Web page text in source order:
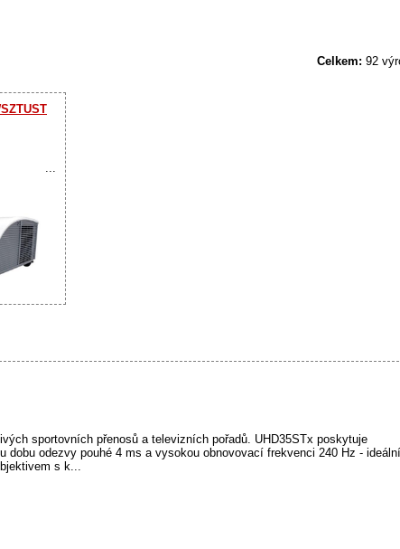
Celkem: 92
sportovních přenosů a televizních pořadů. UHD35STx poskytuje
odezvy pouhé 4 ms a vysokou obnovovací frekvenci 240 Hz - ideální
s k...